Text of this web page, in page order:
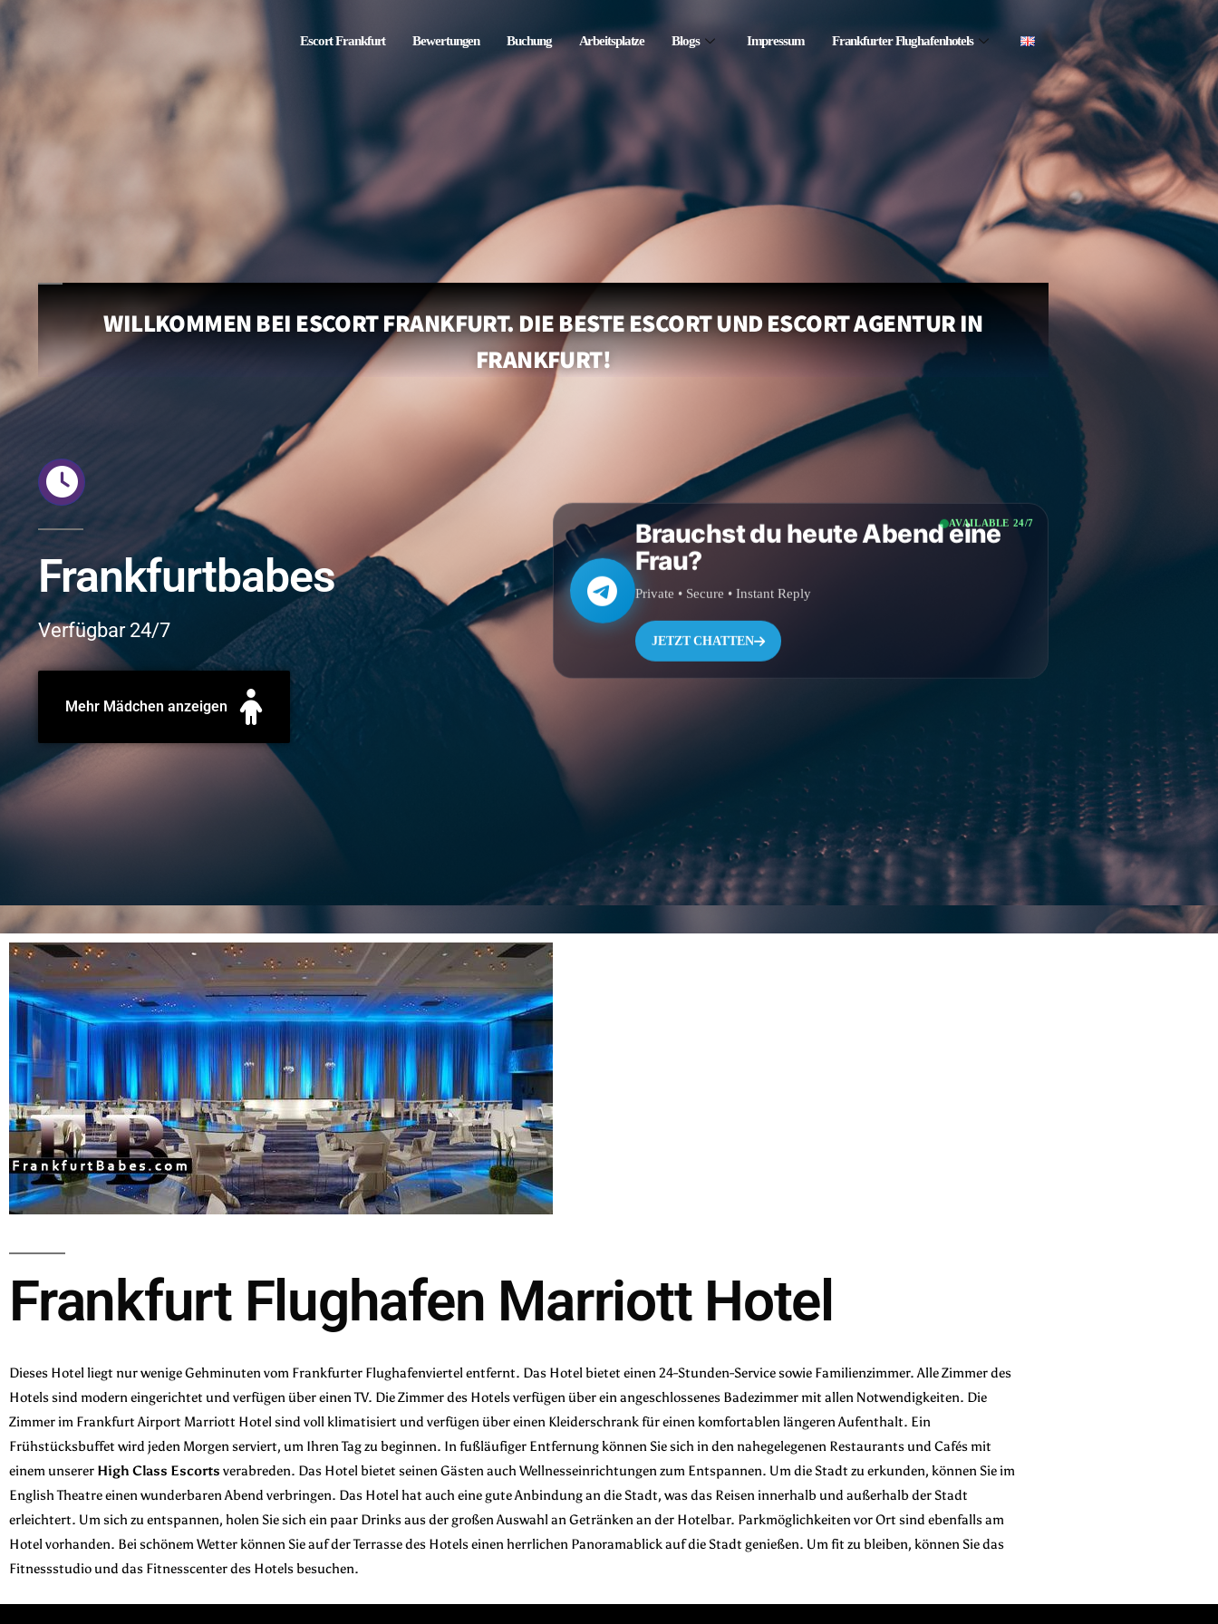
Escort Frankfurt Bewertungen Buchung Arbeitsplatze Blogs Impressum Frankfurter Flughafenhotels
WILLKOMMEN BEI ESCORT FRANKFURT. DIE BESTE ESCORT UND ESCORT AGENTUR IN
FRANKFURT!
Frankfurtbabes
Verfügbar 24/7
Mehr Mädchen anzeigen
AVAILABLE 24/7
Brauchst du heute Abend eine
Frau?
Private • Secure • Instant Reply
JETZT CHATTEN
Frankfurt Flughafen Marriott Hotel
Dieses Hotel liegt nur wenige Gehminuten vom Frankfurter Flughafenviertel entfernt. Das Hotel bietet einen 24-Stunden-Service sowie Familienzimmer. Alle Zimmer des
Hotels sind modern eingerichtet und verfügen über einen TV. Die Zimmer des Hotels verfügen über ein angeschlossenes Badezimmer mit allen Notwendigkeiten. Die
Zimmer im Frankfurt Airport Marriott Hotel sind voll klimatisiert und verfügen über einen Kleiderschrank für einen komfortablen längeren Aufenthalt. Ein
Frühstücksbuffet wird jeden Morgen serviert, um Ihren Tag zu beginnen. In fußläufiger Entfernung können Sie sich in den nahegelegenen Restaurants und Cafés mit
einem unserer High Class Escorts verabreden. Das Hotel bietet seinen Gästen auch Wellnesseinrichtungen zum Entspannen. Um die Stadt zu erkunden, können Sie im
English Theatre einen wunderbaren Abend verbringen. Das Hotel hat auch eine gute Anbindung an die Stadt, was das Reisen innerhalb und außerhalb der Stadt
erleichtert. Um sich zu entspannen, holen Sie sich ein paar Drinks aus der großen Auswahl an Getränken an der Hotelbar. Parkmöglichkeiten vor Ort sind ebenfalls am
Hotel vorhanden. Bei schönem Wetter können Sie auf der Terrasse des Hotels einen herrlichen Panoramablick auf die Stadt genießen. Um fit zu bleiben, können Sie das
Fitnessstudio und das Fitnesscenter des Hotels besuchen.